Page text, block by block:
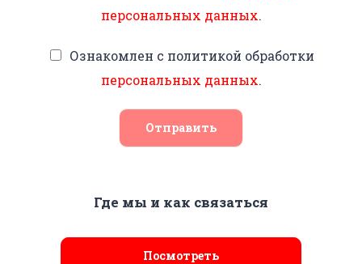
персональных данных.
Ознакомлен с политикой обработки
персональных данных.
Отправить
Где мы и как связаться
Посмотреть